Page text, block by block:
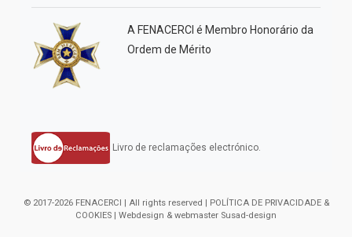
A FENACERCI é Membro Honorário da
Ordem de Mérito
Livro de reclamações electrónico.
© 2017-2026 FENACERCI | All rights reserved | POLÍTICA DE PRIVACIDADE &
COOKIES | Webdesign & webmaster Susad-design